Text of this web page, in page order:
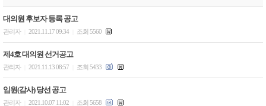
대의원 후보자 등록 공고
관리자 2021.11.17 09:34 조회 5560
제4호 대의원 선거공고
관리자 2021.11.13 08:57 조회 5433
임원(감사) 당선 공고
관리자 2021.10.07 11:02 조회 5658